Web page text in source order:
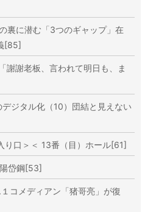
裏に潜む「3つのギャップ」在
[85]
謝謝老板、言われて明日も、ま
ジタル化（10）団結と見えない
口＞＜ 13番（目）ホール[61]
岱鋼[53]
コメディアン「猪哥亮」が復